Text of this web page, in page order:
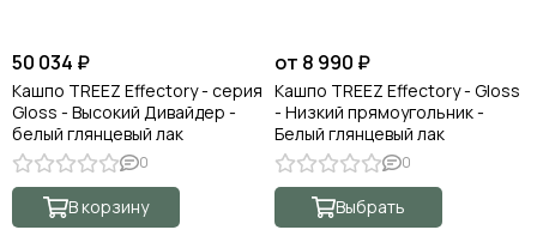
50 034 ₽
Кашпо TREEZ Effectory - серия
Gloss - Высокий Дивайдер -
белый глянцевый лак
0
В корзину
от 8 990 ₽
Кашпо TREEZ Effectory - Gloss
- Низкий прямоугольник -
Белый глянцевый лак
0
Выбрать